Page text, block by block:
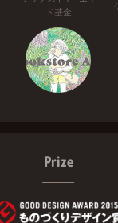
ド基金
Prize